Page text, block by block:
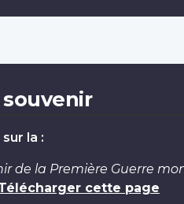
souvenir
la :
de la Première Guerre
cette page